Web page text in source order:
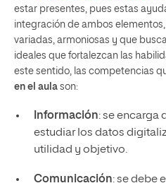
estar presentes, pues estas
integración de ambos
variadas, armoniosas y que
ideales que fortalezcan las
este sentido, las competencias
en el aula son:
Información: se encarga
estudiar los datos
utilidad y objetivo.
Comunicación: se debe